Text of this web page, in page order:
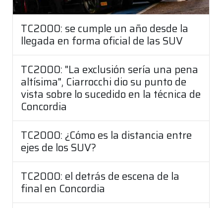
TC2000: se cumple un año desde la
llegada en forma oficial de las SUV
TC2000: "La exclusión sería una pena
altísima", Ciarrocchi dio su punto de
vista sobre lo sucedido en la técnica de
Concordia
TC2000: ¿Cómo es la distancia entre
ejes de los SUV?
TC2000: el detrás de escena de la
final en Concordia